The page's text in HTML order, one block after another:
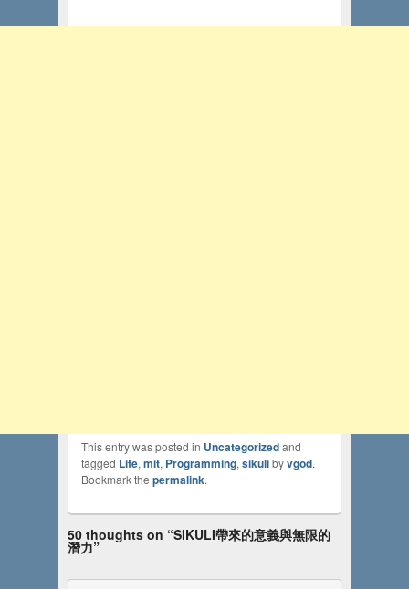
This entry was posted in Uncategorizedand
tagged Life, mit, Programming, sikulibyvgod.
Bookmark the permalink.
50 thoughts on “SIKULI帶來的意義與無限的
潛力”